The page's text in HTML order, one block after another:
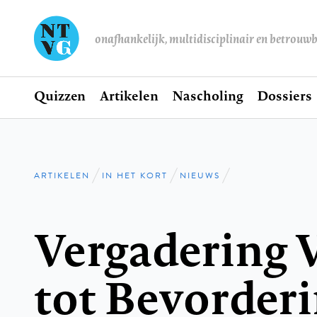
onafhankelijk, multidisciplinair en
Hoofdnavigatie
Home
Quizzen Artikelen Nascholing Dossiers
Kruimelpad
ARTIKELEN IN HET KORT NIEUWS
Vergadering
tot